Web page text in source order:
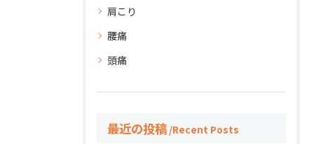
肩こり
腰痛
頭痛
最近の投稿 Recent Posts